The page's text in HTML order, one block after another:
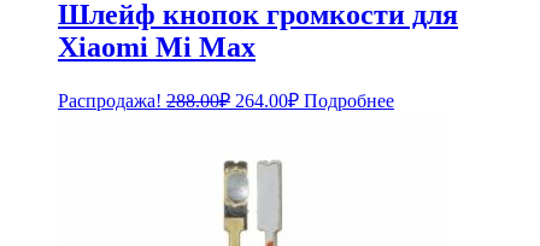
Шлейф кнопок громкости для
Xiaomi Mi Max
Распродажа! 288.00₽ Первоначальная
288.00₽.
264.00₽Текущая
Подробнее